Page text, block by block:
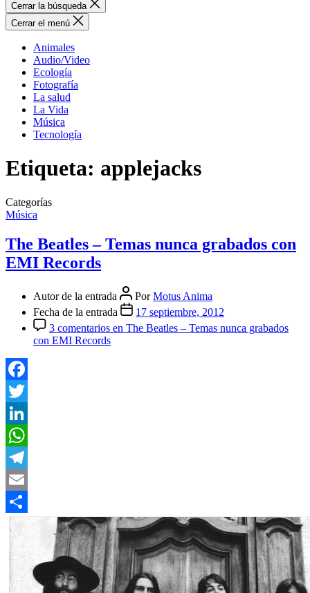
Cerrar la búsqueda
Cerrar el menú
Animales
Audio/Video
Ecología
Fotografía
La salud
La Vida
Música
Tecnología
Etiqueta: applejacks
Categorías
Música
The Beatles – Temas nunca grabados con
EMI Records
Autor de la entrada PorMotus Anima
Fecha de la entrada
17 septiembre, 2012
3 comentarios en The Beatles – Temas nunca grabados
con EMI Records
Facebook
Twitter
LinkedIn
WhatsApp
Telegram
Email
Compartir